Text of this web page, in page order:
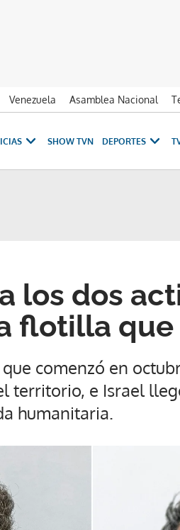
Venezuela Asamblea Nacional
SHOW TVN DEPORTES
los dos
flotilla que
comenzó en
territorio, e Israel
humanitaria.